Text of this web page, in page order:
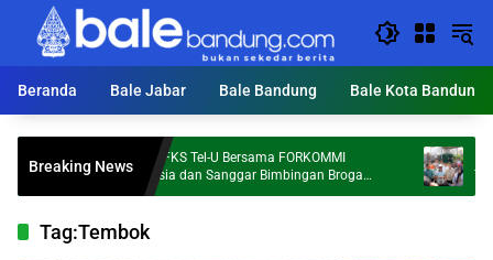
Langsung
konten
Beranda
Bale Jabar Bale Bandung Bale Kota Bandung
Breaking NewsDosen FKS Tel-U Bersama FORKOMMI
Malaysia dan Sanggar Bimbingan Broga
Perkuat Kolaborasi Internasional melalui
KDS
Ton
Tag:Tembok